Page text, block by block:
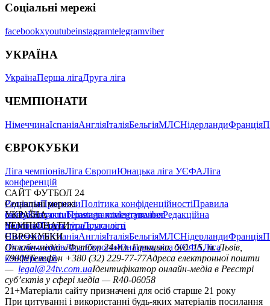
Соціальні мережі
facebookxyoutubeinstagramtelegramviber
УКРАЇНА
УкраїнаПерша лігаДруга ліга
ЧЕМПІОНАТИ
НімеччинаІспаніяАнгліяІталіяБельгіяМЛСНідерландиФранція
ЄВРОКУБКИ
Ліга чемпіонівЛіга ЄвропиЮнацька ліга УЄФАЛіга
конференцій
САЙТ ФУТБОЛ 24
РедакціяПрогнозиПолітика конфіденційностіПравила
сайтуКонтактиПравила коментуванняРедакційна
політикаСтруктура власності
Соціальні мережі
facebookxyoutubeinstagramtelegramviber
УКРАЇНА
УкраїнаПерша лігаДруга ліга
ЧЕМПІОНАТИ
НімеччинаІспаніяАнгліяІталіяБельгіяМЛСНідерландиФранція
ЄВРОКУБКИ
Ліга чемпіонівЛіга ЄвропиЮнацька ліга УЄФАЛіга
конференцій
Онлайн-медіа «Футбол 24»пл. Галицька, буд. 15, м. Львів,
79008Телефон +380 (32) 229-77-77Адреса електронної пошти
— legal@24tv.com.uaІдентифікатор онлайн-медіа в Реєстрі
суб’єктів у сфері медіа — R40-06058
21+Матеріали сайту призначені для осіб старше 21 року
При цитуванні і використанні будь-яких матеріалів посилання